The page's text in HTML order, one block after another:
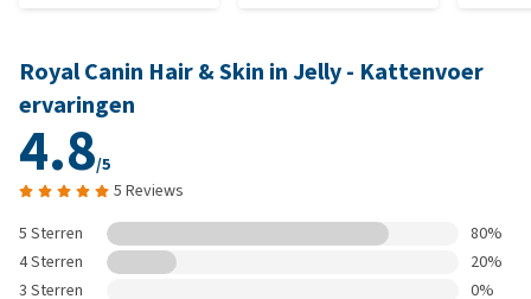
Royal Canin Hair & Skin in Jelly - Kattenvoer
ervaringen
4.8/5
5 Reviews
5 Sterren
80%
4 Sterren
20%
3 Sterren
0%